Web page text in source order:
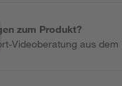
zum Produkt?
Videoberatung aus